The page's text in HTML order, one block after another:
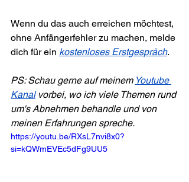
Wenn du das auch erreichen möchtest,
ohne Anfängerfehler zu machen, melde
dich für ein kostenloses Erstgespräch.
PS: Schau gerne auf meinem Youtube
Kanal vorbei, wo ich viele Themen rund
um's Abnehmen behandle und von
meinen Erfahrungen spreche.
https://youtu.be/RXsL7nvi8x0?
si=kQWmEVEc5dFg9UU5